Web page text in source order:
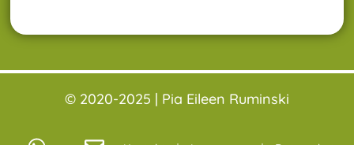
© 2020-2025 | Pia Eileen Ruminski